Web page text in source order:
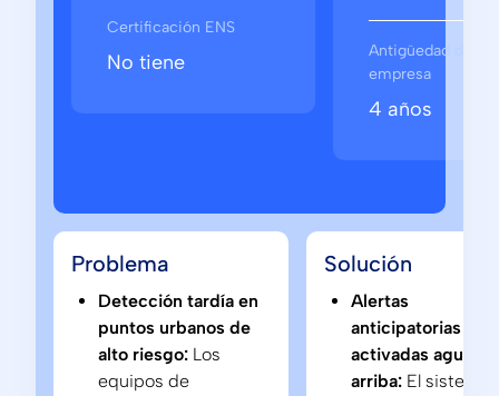
Certificación ENS
No tiene
Antigüedad de la
empresa
4 años
Problema
Detección tardía en
puntos urbanos de
alto riesgo: Los
equipos de
Solución
Alertas
anticipatorias
activadas aguas
arriba:El sistema